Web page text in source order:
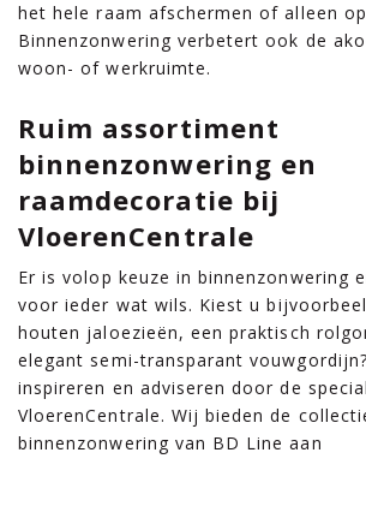
het hele raam afschermen of alleen
Binnenzonwering verbetert ook de
woon- of werkruimte.
Ruim assortiment
binnenzonwering en
raamdecoratie bij
VloerenCentrale
Er is volop keuze in binnenzonwering
voor ieder wat wils. Kiest u
houten jaloezieën, een praktisch
elegant semi-transparant
inspireren en adviseren door de
VloerenCentrale. Wij bieden de
binnenzonwering van BD Line aan